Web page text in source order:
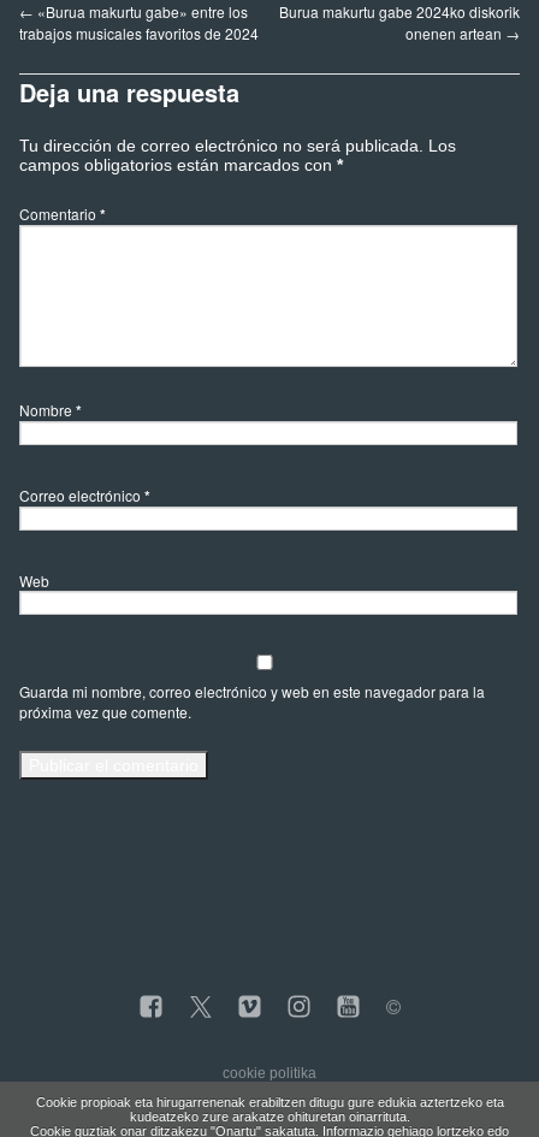
← «Burua makurtu gabe» entre los
trabajos musicales favoritos de 2024
Burua makurtu gabe 2024ko diskorik
onenen artean →
Deja una respuesta
Tu dirección de correo electrónico no será publicada.
Los
campos obligatorios están marcados con *
Comentario *
Nombre *
Correo electrónico *
Web
Guarda mi nombre, correo electrónico y web en este navegador para la
próxima vez que comente.
cookie politika
Cookie propioak eta hirugarrenenak erabiltzen ditugu gure edukia aztertzeko eta
kudeatzeko zure arakatze ohituretan oinarrituta.
Cookie guztiak onar ditzakezu "Onartu" sakatuta. Informazio gehiago lortzeko edo